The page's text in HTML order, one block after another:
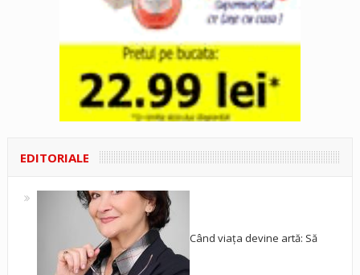
EDITORIALE
Când viața devine artă: Să